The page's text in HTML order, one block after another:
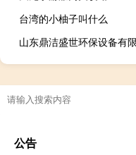
台湾的小柚子叫什么
公告